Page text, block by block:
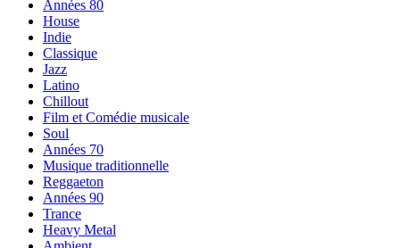
Années 80
House
Indie
Classique
Jazz
Latino
Chillout
Film et Comédie musicale
Soul
Années 70
Musique traditionnelle
Reggaeton
Années 90
Trance
Heavy Metal